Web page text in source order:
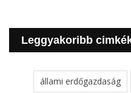
Leggyakoribb
állami erdőgazdaság